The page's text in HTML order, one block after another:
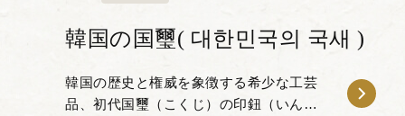
韓国の国璽( 대한민국의 국새 )
韓国の歴史と権威を象徴する希少な工芸
品、初代国璽（こくじ）の印鈕（いんち